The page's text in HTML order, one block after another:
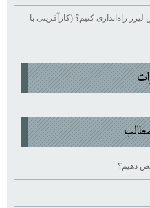
راه‌اندازی کنیم؟ (کارآفرینی با
دهیم؟